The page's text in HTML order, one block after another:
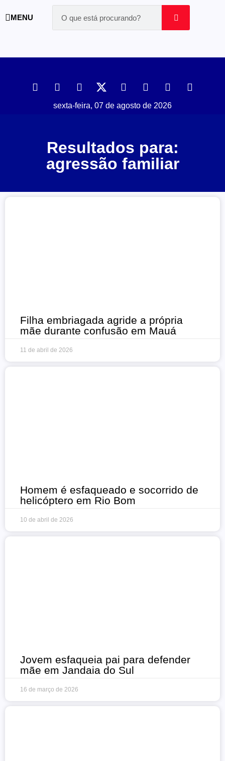
MENU
sexta-feira, 07 de agosto de 2026
Resultados para:
agressão familiar
Filha embriagada agride a própria
mãe durante confusão em Mauá
11 de abril de 2026
Homem é esfaqueado e socorrido de
helicóptero em Rio Bom
10 de abril de 2026
Jovem esfaqueia pai para defender
mãe em Jandaia do Sul
16 de março de 2026